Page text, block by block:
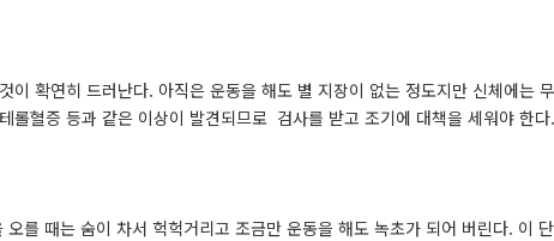
이 확연히 드러난다. 아직은 운동을 해도 별 지장이 없는 정도지만 신체에
롤혈증 등과 같은 이상이 발견되므로 검사를 받고 조기에 대책을 세워야 한다.
를 때는 숨이 차서 헉헉거리고 조금만 운동을 해도 녹초가 되어 버린다. 이